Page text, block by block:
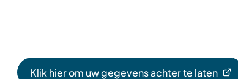
Klik hier om uw gegevens achter te laten